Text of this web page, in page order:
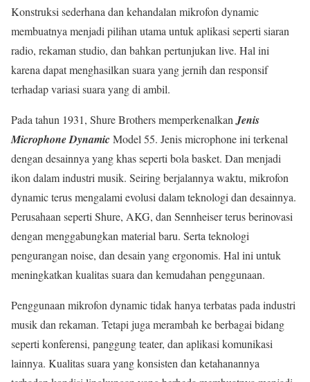
Konstruksi sederhana dan kehandalan mikrofon dynamic
membuatnya menjadi pilihan utama untuk aplikasi seperti siaran
radio, rekaman studio, dan bahkan pertunjukan live. Hal ini
karena dapat menghasilkan suara yang jernih dan responsif
terhadap variasi suara yang di ambil.
Pada tahun 1931, Shure Brothers memperkenalkan Jenis
Microphone DynamicModel 55. Jenis microphone ini terkenal
dengan desainnya yang khas seperti bola basket. Dan menjadi
ikon dalam industri musik. Seiring berjalannya waktu, mikrofon
dynamic terus mengalami evolusi dalam teknologi dan desainnya.
Perusahaan seperti Shure, AKG, dan Sennheiser terus berinovasi
dengan menggabungkan material baru. Serta teknologi
pengurangan noise, dan desain yang ergonomis. Hal ini untuk
meningkatkan kualitas suara dan kemudahan penggunaan.
Penggunaan mikrofon dynamic tidak hanya terbatas pada industri
musik dan rekaman. Tetapi juga merambah ke berbagai bidang
seperti konferensi, panggung teater, dan aplikasi komunikasi
lainnya. Kualitas suara yang konsisten dan ketahanannya